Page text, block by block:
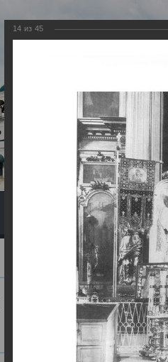
Экскурсия
Главная
14 из 45